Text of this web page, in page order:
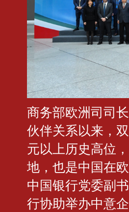
商务部欧洲司司
伙伴关系以来，
元以上历史高位
地，也是中国在
中国银行党委副
行协助举办中意